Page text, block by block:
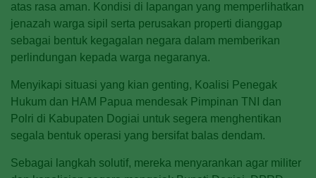
atas rasa aman. Kondisi di lapangan yang memperlihatkan
jenazah warga sipil serta perusakan properti dianggap
sebagai bentuk kegagalan negara dalam memberikan
perlindungan kepada warga negaranya.
Menyikapi situasi yang kian genting, Koalisi Penegak
Hukum dan HAM Papua mendesak Pimpinan TNI dan
Polri di Kabupaten Dogiai untuk segera menghentikan
segala bentuk operasi yang bersifat balas dendam.
Sebagai langkah solutif, mereka menyarankan agar militer